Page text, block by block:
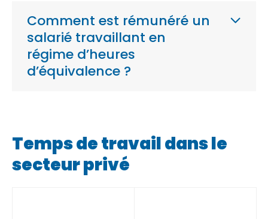
Comment est rémunéré un
salarié travaillant en
régime d’heures
d’équivalence ?
Temps de travail dans le
secteur privé